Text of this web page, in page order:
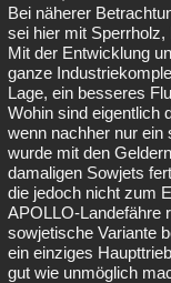
Bei näherer
sei hier mit Sperrholz,
Mit der Entwicklung
ganze
Lage, ein besseres
Wohin sind eigentlich
wenn nachher nur
wurde mit den
damaligen Sowjets
die jedoch nicht zum
APOLLO-Landefähre
sowjetische Variante
ein einziges
gut wie unmöglich